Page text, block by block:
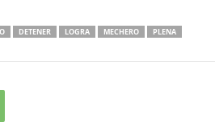
DETENER LOGRA MECHERO
PLENA